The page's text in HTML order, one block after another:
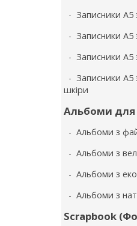
- Записники А5
- Записники А5
- Записники А5
- Записники А5
шкіри
Альбоми для
- Альбоми з
- Альбоми з
- Альбоми з
- Альбоми з
Scrapbook